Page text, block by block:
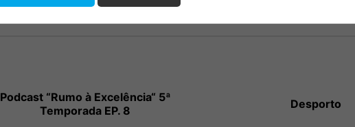
Podcast “Rumo à Excelência“ 5ª
Temporada EP. 8
Desporto